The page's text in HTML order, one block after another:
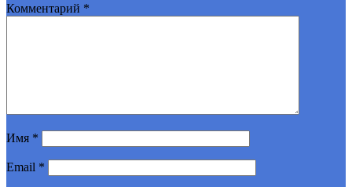
Комментарий *
Имя *
Email *